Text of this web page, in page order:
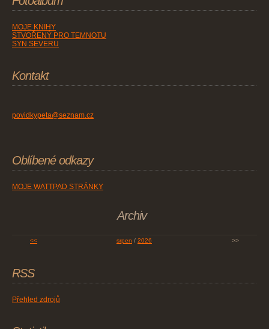
MOJE KNIHY
STVOŘENÝ PRO TEMNOTU
SYN SEVERU
Kontakt
povidkypeta@seznam.cz
Oblíbené odkazy
MOJE WATTPAD STRÁNKY
Archiv
<< srpen / 2026 >>
RSS
Přehled zdrojů